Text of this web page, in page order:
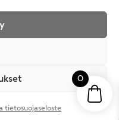
tietosuojaseloste
suomalaisille jo
Reserved.
0